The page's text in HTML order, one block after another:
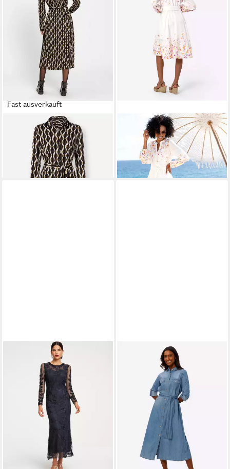
Fast ausverkauft
Etuikleid Druck-Kleid
Langarm
28,99 € 74,99 €
Etuikleid Druck-Kleid
Langarm
74,99 €